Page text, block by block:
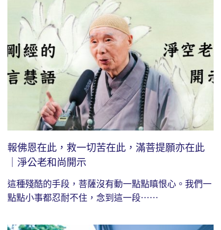
報佛恩在此，救一切苦在此，滿菩提願亦在此
｜淨公老和尚開示
這種殘酷的手段，菩薩沒有動一點點瞋恨心。我們一
點點小事都忍耐不住，念到這一段⋯⋯